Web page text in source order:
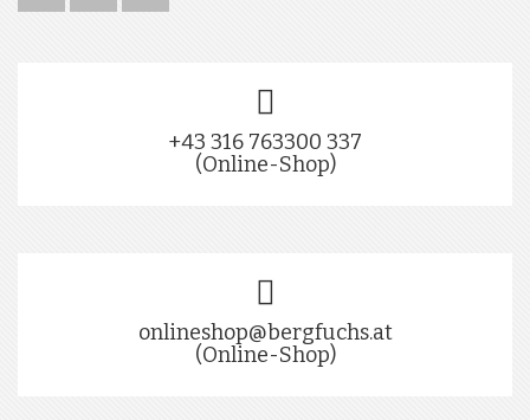
+43 316 763300 337
(Online-Shop)
onlineshop@bergfuchs.at
(Online-Shop)